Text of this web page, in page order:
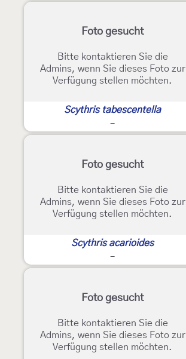
Foto gesucht
Bitte kontaktieren Sie die
Admins, wenn Sie dieses Foto zur
Verfügung stellen möchten.
Scythris tabescentella
-
Foto gesucht
Bitte kontaktieren Sie die
Admins, wenn Sie dieses Foto zur
Verfügung stellen möchten.
Scythris acarioides
-
Foto gesucht
Bitte kontaktieren Sie die
Admins, wenn Sie dieses Foto zur
Verfügung stellen möchten.